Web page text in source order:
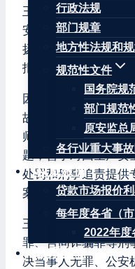
行政法规
部门规章
地方性法规和
规范性文件
国务院规
部门规范
原安监总
各行业重大事
权威数据
贷款市场报价利
每年度各省（
2022年度
联系我们
王康律师，注册安全
安全生产和消防安全
扬州市宝应县原安监
报》记者。
因曾在安监局负责安
故调查和处理、安全
师十分熟悉生产安全
题，善于对因生产安
处罚和刑事追责提供
案。
王康律师辩护的当事
罪、合同诈骗罪等刑
决当事人无罪、公安